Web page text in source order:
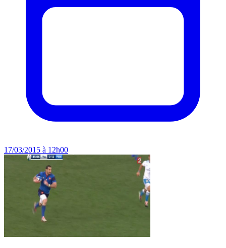
17/03/2015 à 12h00